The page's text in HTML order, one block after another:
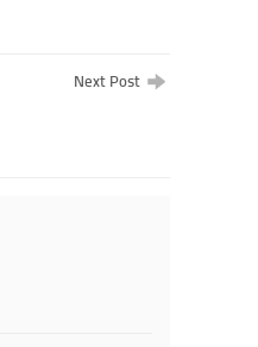
Next Post